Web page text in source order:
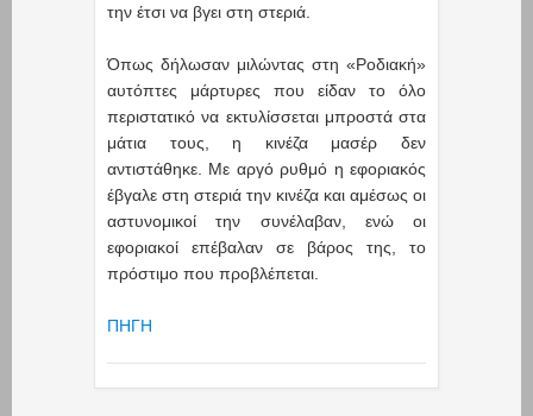
την έτσι να βγει στη στεριά.
Όπως δήλωσαν μιλώντας στη «Ροδιακή»
αυτόπτες μάρτυρες που είδαν το όλο
περιστατικό να εκτυλίσσεται μπροστά στα
μάτια τους, η κινέζα μασέρ δεν
αντιστάθηκε. Με αργό ρυθμό η εφοριακός
έβγαλε στη στεριά την κινέζα και αμέσως οι
αστυνομικοί την συνέλαβαν, ενώ οι
εφοριακοί επέβαλαν σε βάρος της, το
πρόστιμο που προβλέπεται.
ΠΗΓΗ